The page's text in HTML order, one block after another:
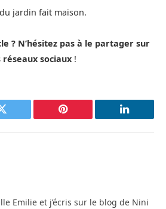
jardin fait maison.
? N’hésitez pas à le partager sur
réseaux sociaux!
Twitter Pinterest LinkedIn
Emilie et j’écris sur le blog de Nini